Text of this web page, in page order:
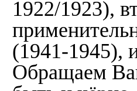
1922/1923),
(1941-1945),
Обращаем